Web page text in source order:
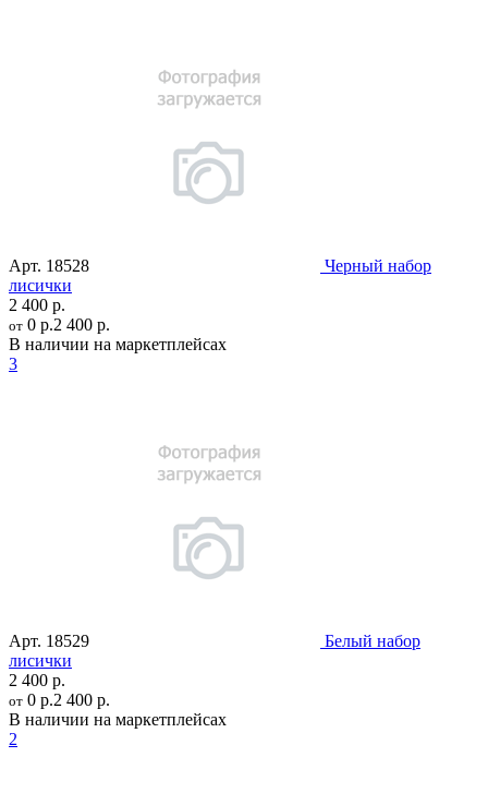
Арт. 18528
Черный набор
лисички
2 400 р.
от 0 р.2 400 р.
В наличии на маркетплейсах
3
Арт. 18529
Белый набор
лисички
2 400 р.
от 0 р.2 400 р.
В наличии на маркетплейсах
2